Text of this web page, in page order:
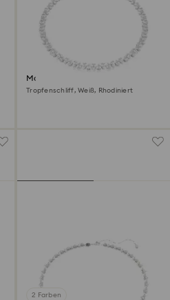
Matrix Tennis Halskette
Tropfenschliff, Weiß, Rhodiniert
2 Farben